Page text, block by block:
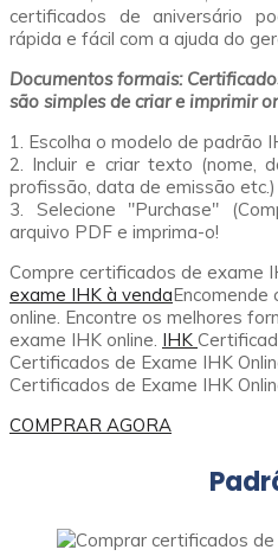
certificados de aniversário
rápida e fácil com a ajuda do
Documentos formais:
são simples de criar e imprimir
1. Escolha o modelo de padrão
2. Incluir e criar texto (nome,
profissão, data de emissão etc.)
3. Selecione "Purchase"
arquivo PDF e imprima-o!
Compre certificados de exame
exame IHK à venda
online. Encontre os melhores
exame IHK online. IHK
Certificados de Exame IHK
Certificados de Exame IHK
COMPRAR AGORA